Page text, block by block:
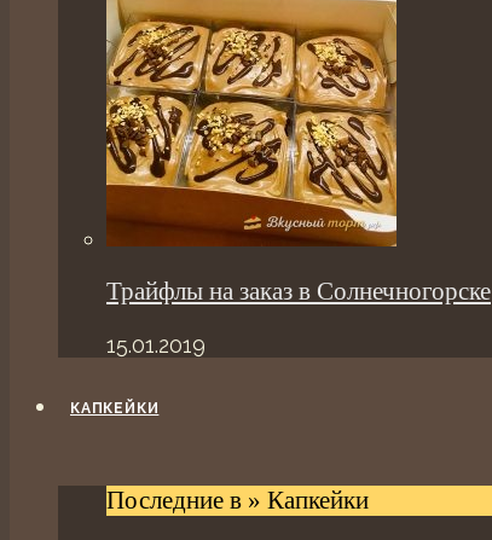
Трайфлы на заказ в Солнечногорске
15.01.2019
КАПКЕЙКИ
Последние в » Капкейки